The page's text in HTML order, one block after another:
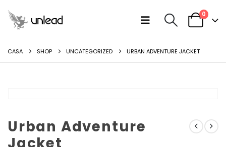
0
CASA SHOP UNCATEGORIZED URBAN ADVENTURE JACKET
Urban Adventure
Jacket